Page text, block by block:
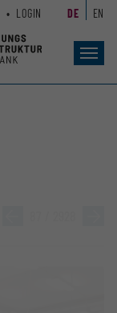
LOGIN DE EN